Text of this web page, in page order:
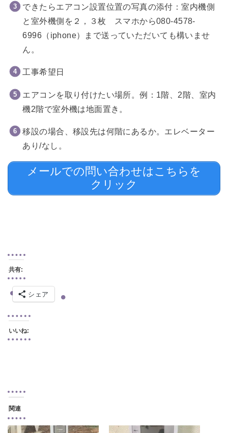
できたらエアコン設置位置の写真の添付：室内機側
と室外機側を２，３枚 スマホから080-4578-
6996（iphone）まで送っていただいても構いませ
ん。
工事希望日
エアコンを取り付けたい場所。例：1階、2階、室内
機2階で室外機は地面置き。
移設の場合、移設先は何階にあるか。エレベーター
あり/なし。
メールでの問い合わせはこちらを
クリック
共有:
シェア
いいね:
関連